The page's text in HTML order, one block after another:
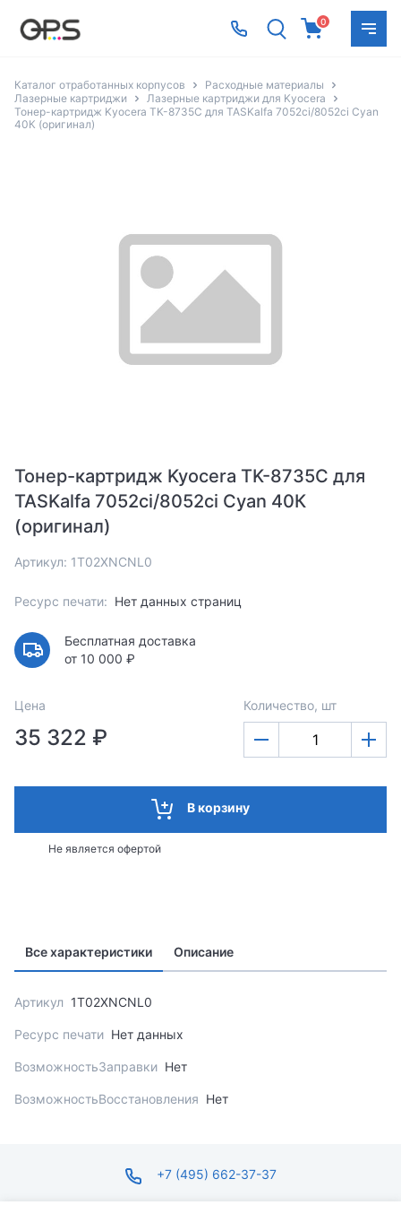
0
Каталог отработанных корпусов
Расходные материалы
Лазерные картриджи
Лазерные картриджи для Kyocera
Тонер-картридж Kyocera TK-8735C для TASKalfa 7052ci/8052ci Cyan
40К (оригинал)
Тонер-картридж Kyocera TK-8735C для
TASKalfa 7052ci/8052ci Cyan 40К
(оригинал)
Артикул: 1T02XNCNL0
Ресурс печати: Нет данных страниц
Бесплатная доставка
от 10 000 ₽
Цена
35 322 ₽
Количество, шт
В корзину
Не является офертой
Все характеристики Описание
Артикул 1T02XNCNL0
Ресурс печати Нет данных
ВозможностьЗаправки Нет
ВозможностьВосстановления Нет
+7 (495) 662-37-37